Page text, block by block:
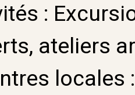
:
ateliers
locales